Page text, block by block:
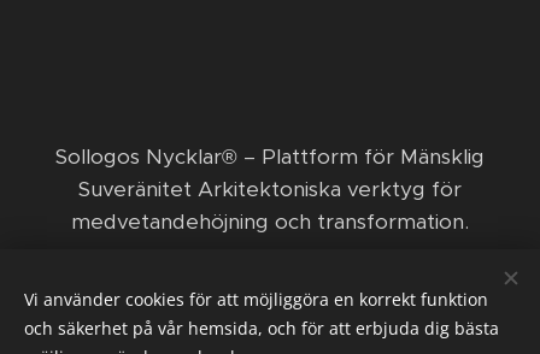
​Sollogos Nycklar® – Plattform för Mänsklig
Suveränitet Arkitektoniska verktyg för
medvetandehöjning och transformation. ​
© 2026 Sollogos Nycklar ägs och förvaltas av den
ekonomiska föreningen Nya positiva framsteg med
Orka och Funka.
Vi använder cookies för att möjliggöra en korrekt funktion
och säkerhet på vår hemsida, och för att erbjuda dig bästa